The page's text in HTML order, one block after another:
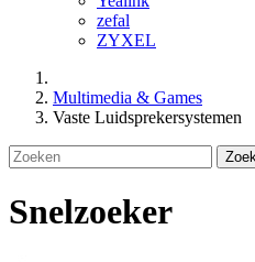
zefal
ZYXEL
Multimedia & Games
Vaste Luidsprekersystemen
Snelzoeker